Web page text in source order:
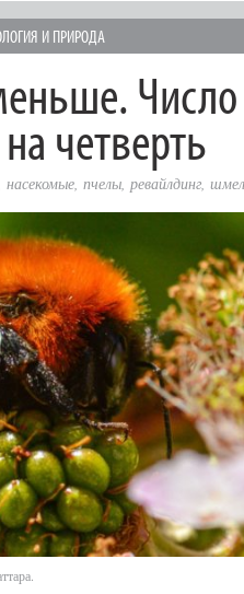
И ПРИРОДА
четверть
насекомые пчелы ревайлдинг